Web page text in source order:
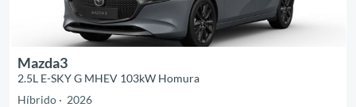
Mazda3
2.5L E-SKY G MHEV 103kW Homura
Híbrido
2026